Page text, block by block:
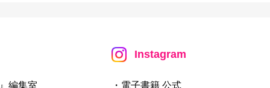
編集室
Instagram
・電子書籍 公式